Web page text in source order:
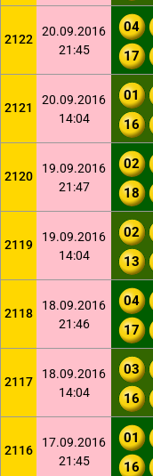
2122
20.09.2016
21:45
04
17
2121
20.09.2016
14:04
01
16
2120
19.09.2016
21:47
02
18
2119
19.09.2016
14:04
02
13
2118
18.09.2016
21:46
04
17
2117
18.09.2016
14:04
03
16
2116
17.09.2016
21:45
01
16